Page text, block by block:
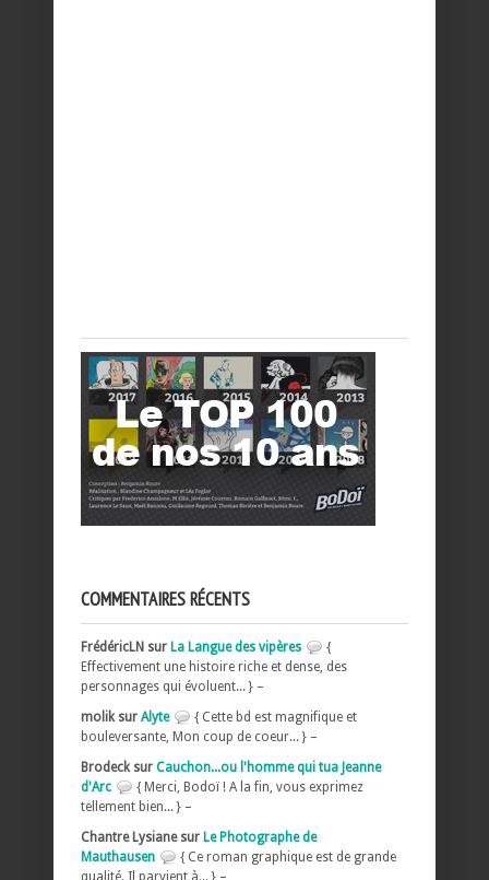
COMMENTAIRES RÉCENTS
FrédéricLN sur La Langue des vipères
{
Effectivement une histoire riche et dense, des
personnages qui évoluent... } –
molik sur Alyte
{ Cette bd est magnifique et
bouleversante, Mon coup de coeur... } –
Brodeck sur Cauchon...ou l'homme qui tua Jeanne
d'Arc
{ Merci, Bodoï ! A la fin, vous exprimez
tellement bien... } –
Chantre Lysiane sur Le Photographe de
Mauthausen
{ Ce roman graphique est de grande
qualité. Il parvient à... } –